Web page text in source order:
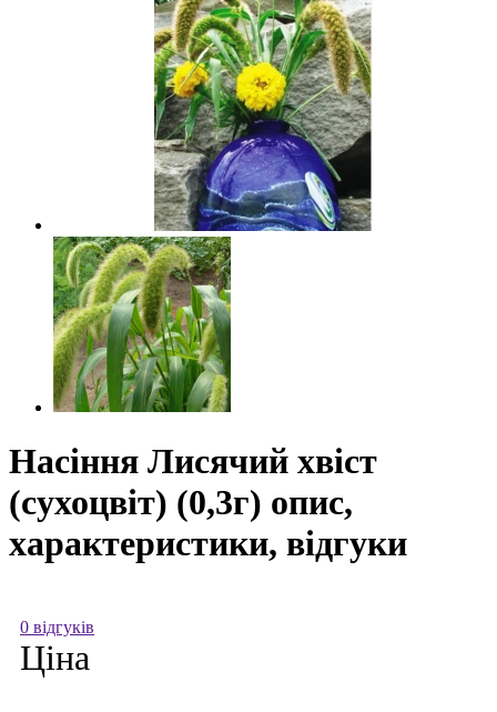
Насіння Лисячий хвіст
(сухоцвіт) (0,3г) опис,
характеристики, відгуки
0 відгуків
Ціна